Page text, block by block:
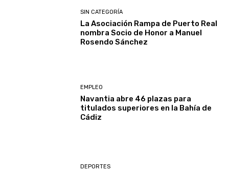
SIN CATEGORÍA
La Asociación Rampa de Puerto Real
nombra Socio de Honor a Manuel
Rosendo Sánchez
EMPLEO
Navantia abre 46 plazas para
titulados superiores en la Bahía de
Cádiz
DEPORTES